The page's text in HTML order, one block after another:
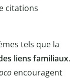
citations
tels que la
liens familiaux.
encouragent